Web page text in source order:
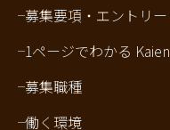
募集要項・エントリー
1ページでわかる Kaien
募集職種
働く環境